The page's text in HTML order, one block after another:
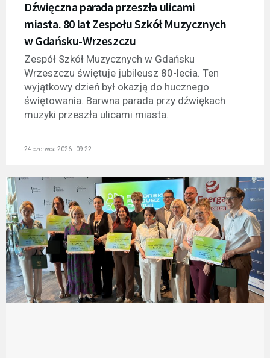
Dźwięczna parada przeszła ulicami
miasta. 80 lat Zespołu Szkół Muzycznych
w Gdańsku-Wrzeszczu
Zespół Szkół Muzycznych w Gdańsku
Wrzeszczu świętuje jubileusz 80-lecia. Ten
wyjątkowy dzień był okazją do hucznego
świętowania. Barwna parada przy dźwiękach
muzyki przeszła ulicami miasta.
24 czerwca 2026 - 09:22